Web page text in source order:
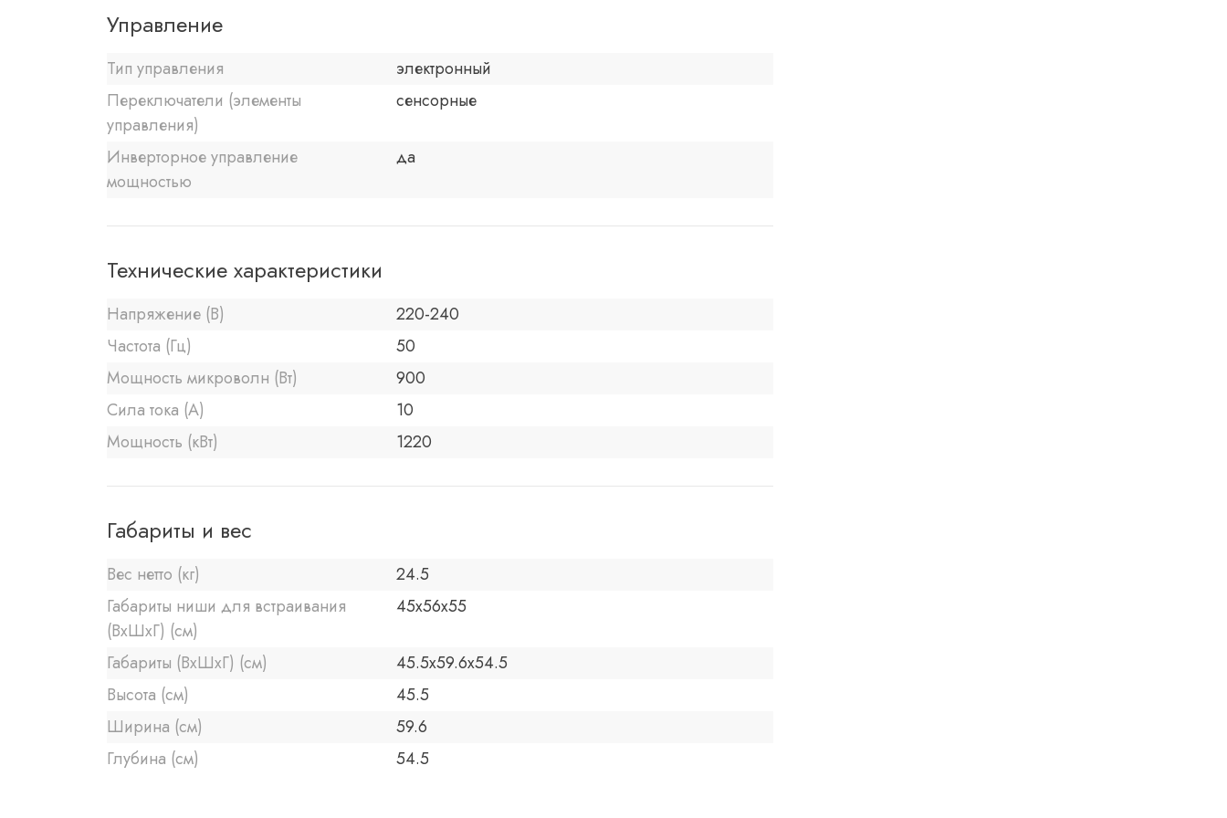
Управление
Тип управления
электронный
Переключатели (элементы
управления)
сенсорные
Инверторное управление
мощностью
да
Технические характеристики
Напряжение (В)
220-240
Частота (Гц)
50
Мощность микроволн (Вт)
900
Сила тока (А)
10
Мощность (кВт)
1220
Габариты и вес
Вес нетто (кг)
24.5
Габариты ниши для встраивания
(ВхШхГ) (см)
45x56x55
Габариты (ВхШхГ) (см)
45.5х59.6х54.5
Высота (см)
45.5
Ширина (см)
59.6
Глубина (см)
54.5